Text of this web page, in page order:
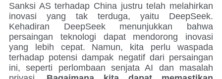
Sanksi AS terhadap China justru telah melahirkan
inovasi yang tak terduga, yaitu DeepSeek.
Kehadiran DeepSeek menunjukkan bahwa
persaingan teknologi dapat mendorong inovasi
yang lebih cepat. Namun, kita perlu waspada
terhadap potensi dampak negatif dari persaingan
ini, seperti perlombaan senjata AI dan masalah